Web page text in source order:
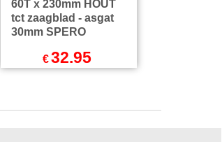
60T x 230mm HOUT
tct zaagblad - asgat
30mm SPERO
€32.95
Excl.BTW